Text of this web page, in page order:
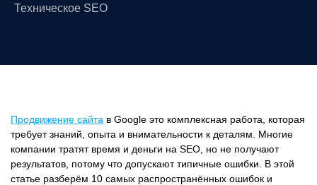
Техническое SEO
Продвижение сайта в Google это комплексная работа, которая
требует знаний, опыта и внимательности к деталям. Многие
компании тратят время и деньги на SEO, но не получают
результатов, потому что допускают типичные ошибки. В этой
статье разберём 10 самых распространённых ошибок и